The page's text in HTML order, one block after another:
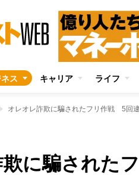
ス キャリア ライフ
オレオレ詐欺に騙されたフリ作戦 5回
欺に騙された